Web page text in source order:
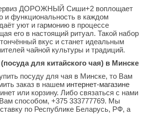
ДОРОЖНЫЙ Сиши+2 воплощает
и функциональность в каждом
уют и гармонию в процессе
его в настоящий ритуал. Такой набор
вкус и станет идеальным
чайной культуры и традиций.
для китайского чая) в Минске
посуду для чая в Минске, то Вам
заказ в нашем интернет-магазине
или корзину. Либо связаться с нами
способом, +375 333777769. Мы
по Республике Беларусь, РФ, а